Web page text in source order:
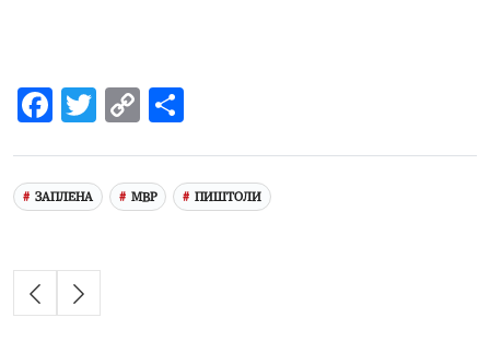
Facebook
Twitter
Copy
ЗАПЛЕНА МВР ПИШТОЛИ